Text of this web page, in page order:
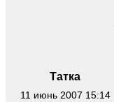
Татка
11 июнь 2007 15:14